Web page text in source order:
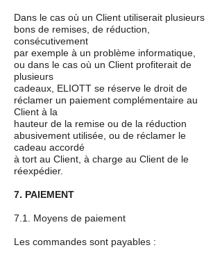
Dans le cas où un Client utiliserait plusieurs
bons de remises, de réduction,
consécutivement
par exemple à un problème informatique,
ou dans le cas où un Client profiterait de
plusieurs
cadeaux, ELIOTT se réserve le droit de
réclamer un paiement complémentaire au
Client à la
hauteur de la remise ou de la réduction
abusivement utilisée, ou de réclamer le
cadeau accordé
à tort au Client, à charge au Client de le
réexpédier.
7. PAIEMENT
7.1. Moyens de paiement
Les commandes sont payables :